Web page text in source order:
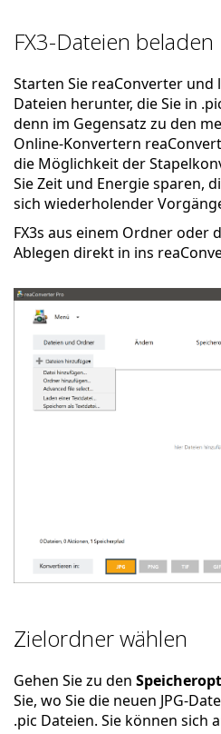
FX3-Dateien beladen
Starten Sie reaConverter und
Dateien herunter, die Sie in
denn im Gegensatz zu den
Online-Konvertern
die Möglichkeit der
Sie Zeit und Energie sparen,
sich wiederholender
FX3s aus einem Ordner oder
Ablegen direkt in ins
Zielordner wählen
Gehen Sie zu den
Sie, wo Sie die neuen JPG-
.pic Dateien. Sie können sich